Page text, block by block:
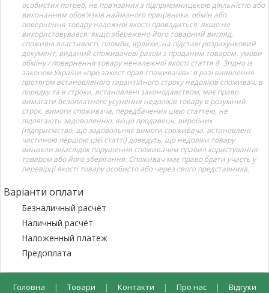
особистих потреб, не пов’язаних з підприємницькою діяльністю або
виконанням обов’язків найманого працівника. обмін або
повернення товару належної якості провадиться: якщо не
використовувався; якщо збережено його товарний вигляд,
споживчі властивості, пломби, ярлики; на підставі розрахунковий
документ, виданий споживачеві разом з проданим товаром. умови
обміну / повернення товару неналежної якості стаття 8. Згідно із
законом України «про захист прав споживачів»: в разі виявлення
протягом встановленого гарантійного строку недоліків споживач, в
порядку та в строки, встановлені законодавством, має право
вимагати безоплатного усунення недоліків товару в розумний
строк. вимоги споживача, передбачених цією статтею, не
підлягають задоволенню, якщо продавець, виробник
(підприємство, що задовольняє вимоги споживача, встановлені
частиною першою цієї статті) доведуть, що недоліки товару
виникли внаслідок порушення споживачем правил користування
товаром або його зберігання. Споживач має право брати участь у
перевірці якості товару особисто або через свого представника.
Варіанти оплати
Безналичный расчёт
Наличный расчёт
Наложенный платеж
Предоплата
Головна | Товари | Контакти | Про нас | Відгуки